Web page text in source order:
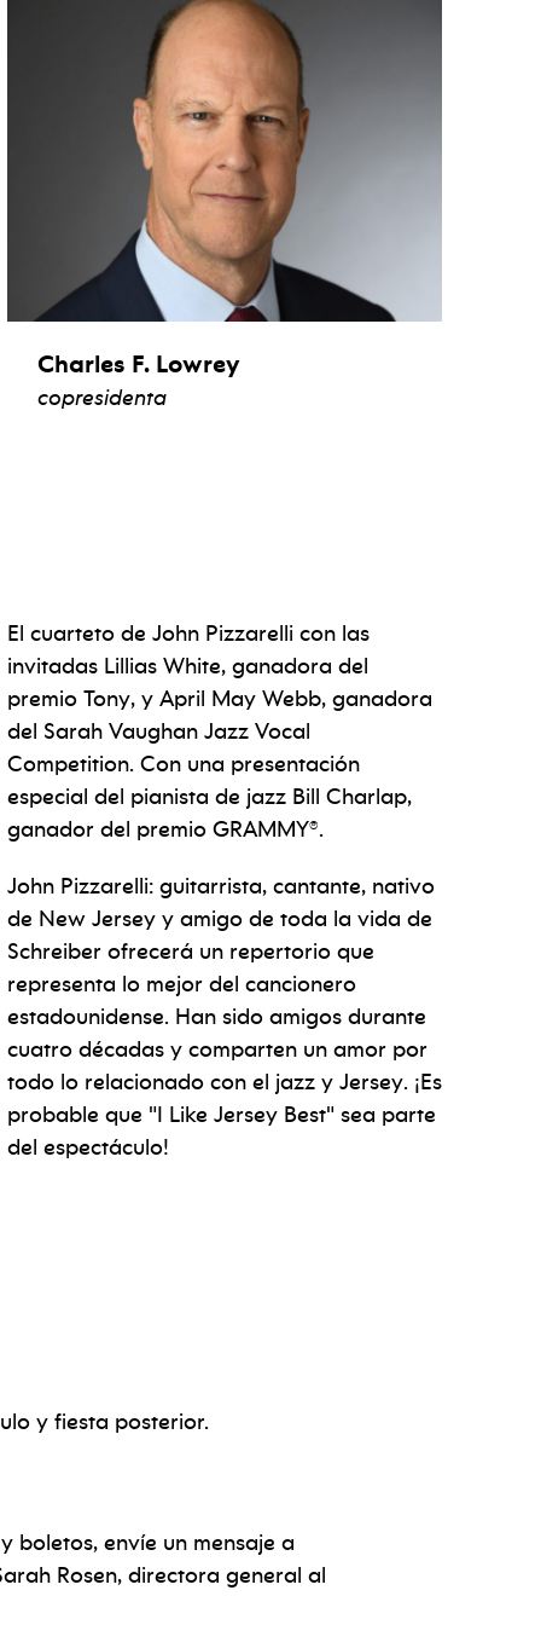
Charles F. Lowrey
copresidenta
El cuarteto de John Pizzarelli con las
invitadas Lillias White, ganadora del
premio Tony, y April May Webb, ganadora
del Sarah Vaughan Jazz Vocal
Competition. Con una presentación
especial del pianista de jazz Bill Charlap,
ganador del premio GRAMMY®.
John Pizzarelli: guitarrista, cantante, nativo
de New Jersey y amigo de toda la vida de
Schreiber ofrecerá un repertorio que
representa lo mejor del cancionero
estadounidense. Han sido amigos durante
cuatro décadas y comparten un amor por
todo lo relacionado con el jazz y Jersey. ¡Es
probable que "I Like Jersey Best" sea parte
del espectáculo!
y fiesta posterior.
boletos, envíe un mensaje a
Rosen, directora general al